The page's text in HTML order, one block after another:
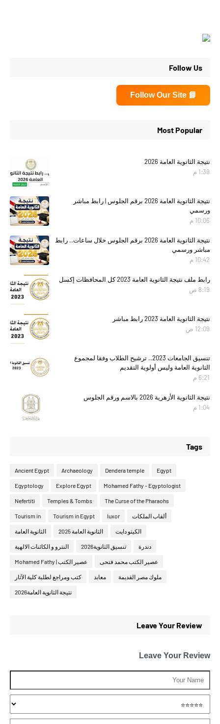
Follow Us
📘 Follow Our Site
Most Popular
نتيجة الثانوية العامة 2026
1:39 م
نتيجة الثانوية العامة 2026 برقم الجلوس | رابط مباشر
ورسمي
10:06 م
نتيجة الثانوية العامة 2026 برقم الجلوس خلال ساعات.. رابط
مباشر ورسمي
10:42 م
رابط ملف نتيجة الثانوية العامة 2023 كل المحافظات إكسل
8:19 ص
نتيجة الثانوية العامة 2023 رابط مباشر
12:09 ص
تنسيق الجامعات 2023.. ترشيح الطلاب وفقا لمجموع
الثانوية العامة وليس أولوية التقديم
6:21 م
نتيجة الثانوية الأزهرية 2026 بالاسم ورقم الجلوس
1:04 م
Tags
Ancient Egypt Archaeology Dendera temple Egypt
Egyptology Explore Egypt Mohamed Fathy - Egyptologist
Nefertiti Temples & Tombs The Curse of the Pharaohs
Tourism in Tourism in Egypt luxor ألقاب الملكات
الثانوية العامة الثانوية العامة 2025 الكيتو دايت
النترو و الكائنات الالهية تنسيق الثانوية2026 دندرة
عصير الكتب | Mohamed Fathy عصير الكتب محمد فتحى
كتب ومراجع لطلبة كلية الآثار معابد ملوك مصر القديمة
نتيجة الثانوية العامة2026
Leave Your Review
Leave Your Review